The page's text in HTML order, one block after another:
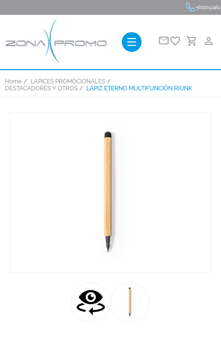
+56222193484
favorite_border person_outline
Home
LAPICES PROMOCIONALES
DESTACADORES Y OTROS
LÁPIZ ETERNO MULTIFUNCIÓN RIUNK